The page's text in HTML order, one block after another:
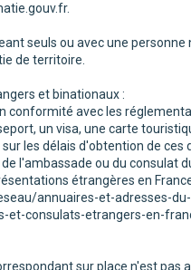
seuls ou avec une
de territoire.
et binationaux :
conformité avec les
un visa, une carte
sur les délais d'obtention de
l'ambassade ou du consulat
étrangères en
annuaires-et-adresses-
et-consulats-etrangers-en-
sur place n'est pas